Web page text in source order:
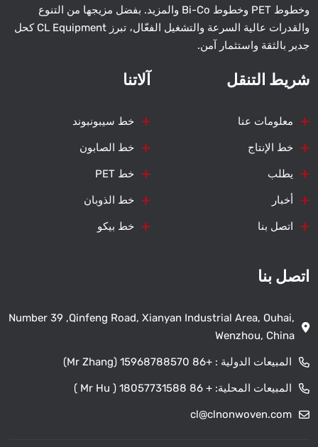
وخطوط PET وخطوط Bi-Co والمزيد. بفضل مزيجها من التنوع
والقدرات عالية السرعة والتشغيل الفعّال، تبرز CL Equipment كحل
جدير بالثقة واستثمار آمن.
شريط التنقل
معلومات عنا
خط الإنتاج
يطلب
أخبار
اتصل بنا
آلاتنا
خط سيبونبوند
خط الصابون
خط PET
خط الذوبان
خط بيكو
اتصل بنا
Number 39 ,Qinfeng Road, Xianyan Industrial Area, Ouhai,
Wenzhou, China
المبيعات الدولية : +86 15968788570 (Mr Zhang)
المبيعات المحلية: + 86 18057731588 ( Mr Hu )
cl@clnonwoven.com